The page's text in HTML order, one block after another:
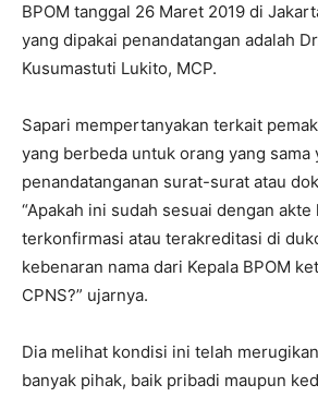
BPOM tanggal 26 Maret 2019 di
yang dipakai penandatangan adalah
Kusumastuti Lukito, MCP.
Sapari mempertanyakan terkait
yang berbeda untuk orang yang sama
penandatanganan surat-surat atau
“Apakah ini sudah sesuai dengan akte
terkonfirmasi atau terakreditasi di
kebenaran nama dari Kepala BPOM
CPNS?” ujarnya.
Dia melihat kondisi ini telah
banyak pihak, baik pribadi maupun